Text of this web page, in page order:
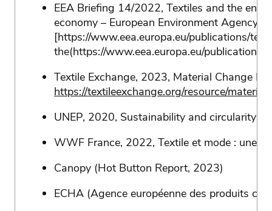
EEA Briefing 14/2022, Textiles and the
economy – European Environment Agency
[https://www.eea.europa.eu/publications/
the(https://www.eea.europa.eu/
Textile Exchange, 2023, Material Change
https://textileexchange.org/resource/
UNEP, 2020, Sustainability and circularity
WWF France, 2022, Textile et mode : une
Canopy (Hot Button Report, 2023)
ECHA (Agence européenne des produits